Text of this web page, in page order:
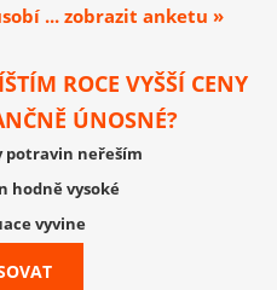
... zobrazit anketu »
ROCE VYŠŠÍ CENY
ÚNOSNÉ?
potravin neřeším
hodně vysoké
vyvine